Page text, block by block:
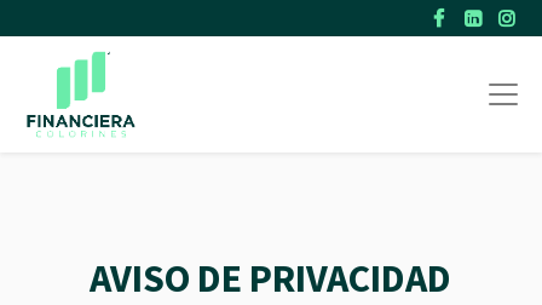
AVISO DE PRIVACIDAD